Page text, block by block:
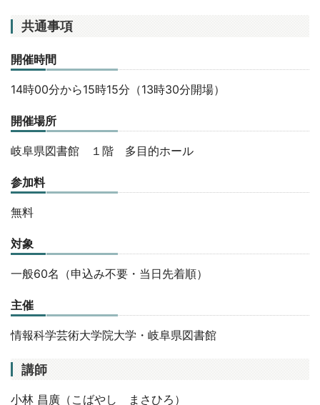
共通事項
開催時間
14時00分から15時15分（13時30分開場）
開催場所
岐阜県図書館 １階 多目的ホール
参加料
無料
対象
一般60名（申込み不要・当日先着順）
主催
情報科学芸術大学院大学・岐阜県図書館
講師
小林 昌廣（こばやし まさひろ）